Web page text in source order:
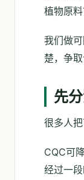
植物原
我们做
楚，争
先
很多人
CQC可
经过一